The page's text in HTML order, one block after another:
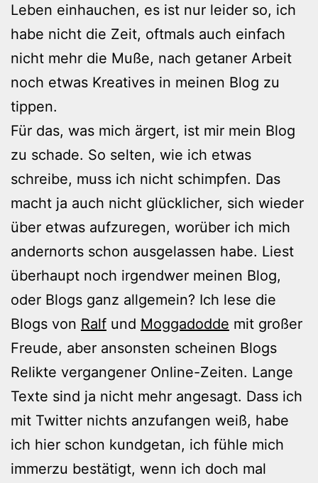
Leben einhauchen, es ist nur leider so, ich
habe nicht die Zeit, oftmals auch einfach
nicht mehr die Muße, nach getaner Arbeit
noch etwas Kreatives in meinen Blog zu
tippen.
Für das, was mich ärgert, ist mir mein Blog
zu schade. So selten, wie ich etwas
schreibe, muss ich nicht schimpfen. Das
macht ja auch nicht glücklicher, sich wieder
über etwas aufzuregen, worüber ich mich
andernorts schon ausgelassen habe. Liest
überhaupt noch irgendwer meinen Blog,
oder Blogs ganz allgemein? Ich lese die
Blogs von Ralf und Moggadodde mit großer
Freude, aber ansonsten scheinen Blogs
Relikte vergangener Online-Zeiten. Lange
Texte sind ja nicht mehr angesagt. Dass ich
mit Twitter nichts anzufangen weiß, habe
ich hier schon kundgetan, ich fühle mich
immerzu bestätigt, wenn ich doch mal